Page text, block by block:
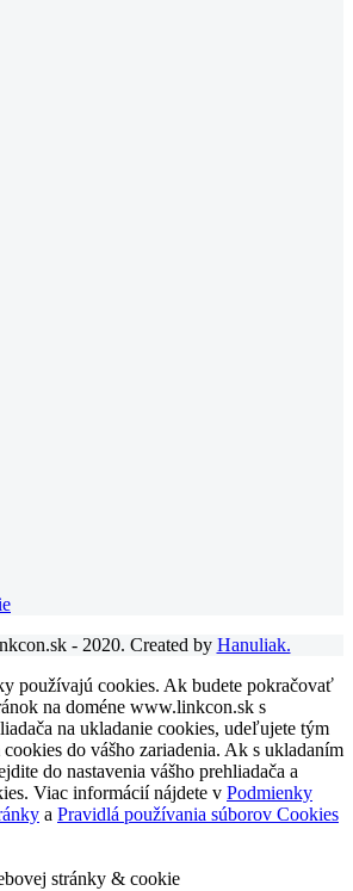
- 2020. Created by Hanuliak.
používajú cookies. Ak budete pokračovať
na doméne www.linkcon.sk s
na ukladanie cookies, udeľujete tým
do vášho zariadenia. Ak s ukladaním
do nastavenia vášho prehliadača a
Viac informácií nájdete v Podmienky
a Pravidlá používania súborov Cookies
stránky & cookie